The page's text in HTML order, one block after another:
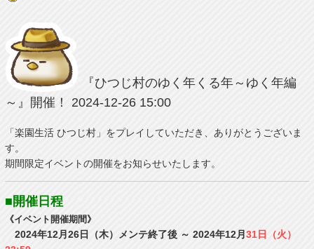
『ひつじ村のゆく年くる年～ゆく年編
～』開催！
2024-12-26 15:00
「楽園生活 ひつじ村」をプレイしていただき、ありがとうございま
す。
期間限定イベントの開催をお知らせいたします。
■開催日程
《イベント開催期間》
2024年12月26日（木）メンテ終了後 ～ 2024年12月 31日（火）